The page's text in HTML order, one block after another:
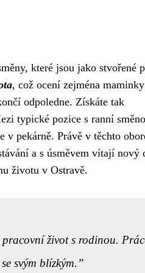
které jsou jako stvořené
, což ocení zejména
odpoledne. Získáte tak
typické pozice s ranní
v pekárně. Právě v těchto
a s úsměvem vítají nový
životu v Ostravě.
život s rodinou.
svým blízkým.